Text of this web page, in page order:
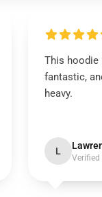
This hoodie
fantastic,
heavy.
L
Verified